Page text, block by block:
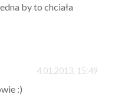
by to chciała
4.01.2013, 15:49
:)